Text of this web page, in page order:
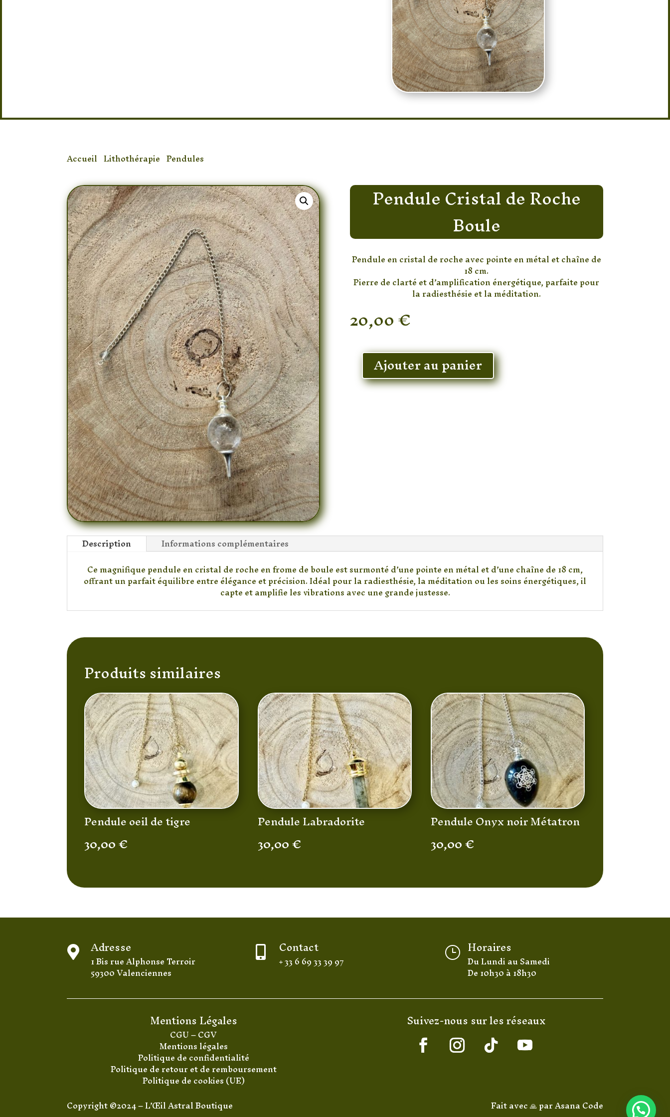
Accueil /Lithothérapie /Pendules
Pendule Cristal de Roche
Boule
Pendule en cristal de roche avec pointe en métal et chaîne de
18 cm.
Pierre de clarté et d’amplification énergétique, parfaite pour
la radiesthésie et la méditation.
20,00€
En stock
quantité
Pendule
Ajouter au panier
Description
Informations complémentaires
Ce magnifique pendule en cristal de roche en frome de boule est surmonté d’une pointe en métal et d’une chaîne de 18 cm,
offrant un parfait équilibre entre élégance et précision. Idéal pour la radiesthésie, la méditation ou les soins énergétiques, il
capte et amplifie les vibrations avec une grande justesse.
Produits similaires
Pendule oeil de tigre
30,00€
Pendule Labradorite
30,00€
Pendule Onyx noir Métatron
30,00€
 Adresse
1 Bis rue Alphonse Terroir
59300 Valenciennes
 Contact
+ 33 6 69 33 39 97
} Horaires
Du Lundi au Samedi
De 10h30 à 18h30
Mentions Légales
CGU–CGV
Mentions légales
Politique de confidentialité
Politique de retour et de remboursement
Politique de cookies (UE)
Suivez-nous sur les réseaux
Copyright ©2024 – L’Œil Astral Boutique Fait avec 🙏 parAsana Code